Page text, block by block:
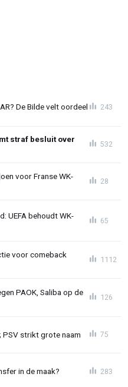
De Bilde velt oordeel 243
straf besluit over
532
voor Franse WK-
28
UEFA behoudt WK-
65
voor comeback
1112
PAOK, Saliba op de
126
strikt grote naam 75
in de maak? 283